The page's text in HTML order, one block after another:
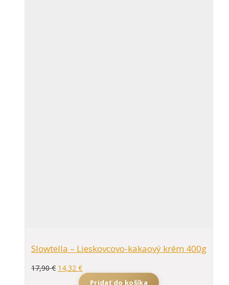
Slowtella – Lieskovcovo-kakaový krém 400g
17,90€ 14,32 €
Pridať do košíka